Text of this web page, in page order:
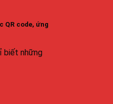
QR code, ứng
biết những